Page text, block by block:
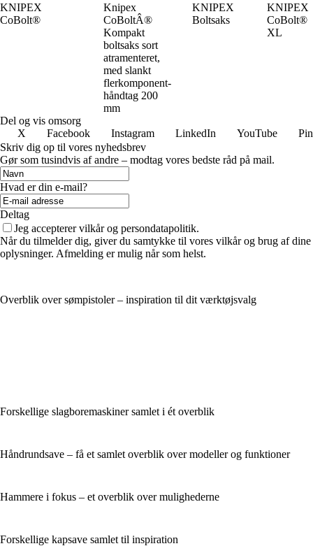
KNIPEX
CoBolt®
Knipex
CoBoltÂ®
Kompakt
boltsaks sort
atramenteret,
med slankt
flerkomponent-
håndtag 200
mm
KNIPEX
Boltsaks
KNIPEX
CoBolt®
XL
Del og vis omsorg
X
Facebook Instagram LinkedIn YouTube
Skriv dig op til vores nyhedsbrev
Gør som tusindvis af andre – modtag vores bedste råd på mail.
Hvad er din e-mail?
Deltag
Jeg accepterer vilkår og persondatapolitik.
Når du tilmelder dig, giver du samtykke til vores vilkår og brug af dine
oplysninger. Afmelding er mulig når som helst.
Overblik over sømpistoler – inspiration til dit værktøjsvalg
Forskellige slagboremaskiner samlet i ét overblik
Håndrundsave – få et samlet overblik over modeller og funktioner
Hammere i fokus – et overblik over mulighederne
Forskellige kapsave samlet til inspiration